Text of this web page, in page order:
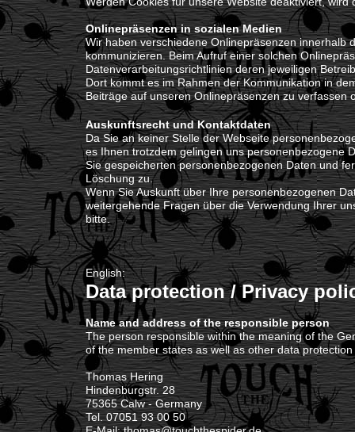
Onlinepräsenzen in sozialen Medien
Wir haben verschiedene Onlinepräsenzen innerhalb
kommunizieren. Beim Aufruf einer solchen
Datenverarbeitungsrichtlinien deren jeweiligen
Dort kommt es im Rahmen der Kommunikation in
Beiträge auf unseren Onlinepräsenzen zu verfassen
Auskunftsrecht und Kontaktdaten
Da Sie an keiner Stelle der Webseite
es Ihnen trotzdem gelingen uns personenbezogene
Sie gespeicherten personenbezogenen Daten und
Löschung zu.
Wenn Sie Auskunft über Ihre personenbezogenen
weitergehende Fragen über die Verwendung Ihrer
bitte.
English:
Data protection / Privacy
Name and address of the responsible person
The person responsible within the meaning of the
of the member states as well as other data
Thomas Hering
Hindenburgstr. 28
75365 Calw - Germany
Tel. 07051 93 00 50